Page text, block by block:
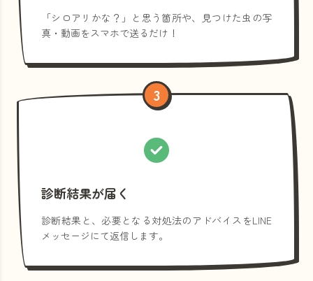
「シロアリかな？」と思う箇所や、見つけた虫の写
真・動画をスマホで送るだけ！
3
診断結果が届く
診断結果と、必要となる対処法のアドバイスをLINE
メッセージにて返信します。